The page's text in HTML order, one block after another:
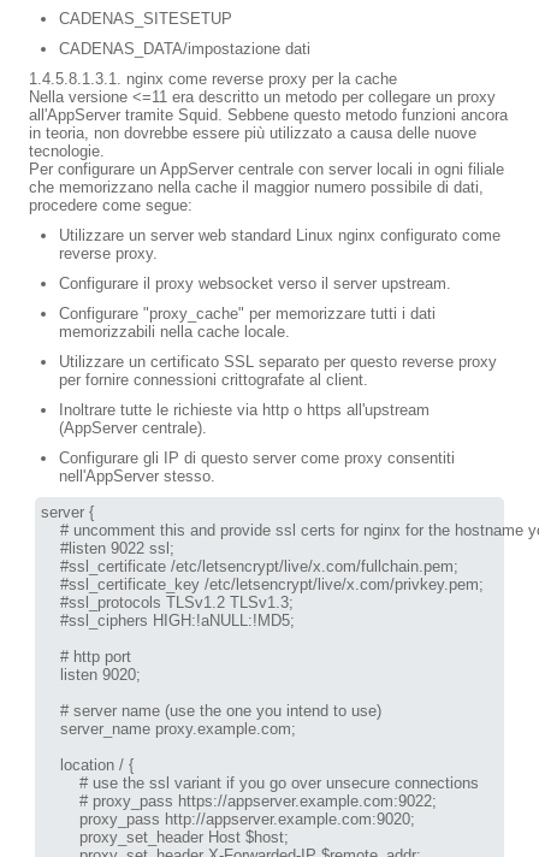
CADENAS_SITESETUP
CADENAS_DATA/impostazione dati
1.4.5.8.1.3.1. nginx come reverse proxy per la cache
Nella versione <=11 era descritto un metodo per collegare un proxy
all'AppServer tramite Squid. Sebbene questo metodo funzioni ancora
in teoria, non dovrebbe essere più utilizzato a causa delle nuove
tecnologie.
Per configurare un AppServer centrale con server locali in ogni filiale
che memorizzano nella cache il maggior numero possibile di dati,
procedere come segue:
Utilizzare un server web standard Linux nginx configurato come
reverse proxy.
Configurare il proxy websocket verso il server upstream.
Configurare "proxy_cache" per memorizzare tutti i dati
memorizzabili nella cache locale.
Utilizzare un certificato SSL separato per questo reverse proxy
per fornire connessioni crittografate al client.
Inoltrare tutte le richieste via http o https all'upstream
(AppServer centrale).
Configurare gli IP di questo server come proxy consentiti
nell'AppServer stesso.
server {
# uncomment this and provide ssl certs for nginx for the hostname
    #listen 9022 ssl;
    #ssl_certificate /etc/letsencrypt/live/x.com/fullchain.pem;
    #ssl_certificate_key /etc/letsencrypt/live/x.com/privkey.pem;
    #ssl_protocols TLSv1.2 TLSv1.3;
    #ssl_ciphers HIGH:!aNULL:!MD5;
    # http port
    listen 9020;
    # server name (use the one you intend to use)
    server_name proxy.example.com;
    location / {
        # use the ssl variant if you go over unsecure connections
        # proxy_pass https://appserver.example.com:9022;
        proxy_pass http://appserver.example.com:9020;
        proxy_set_header Host $host;